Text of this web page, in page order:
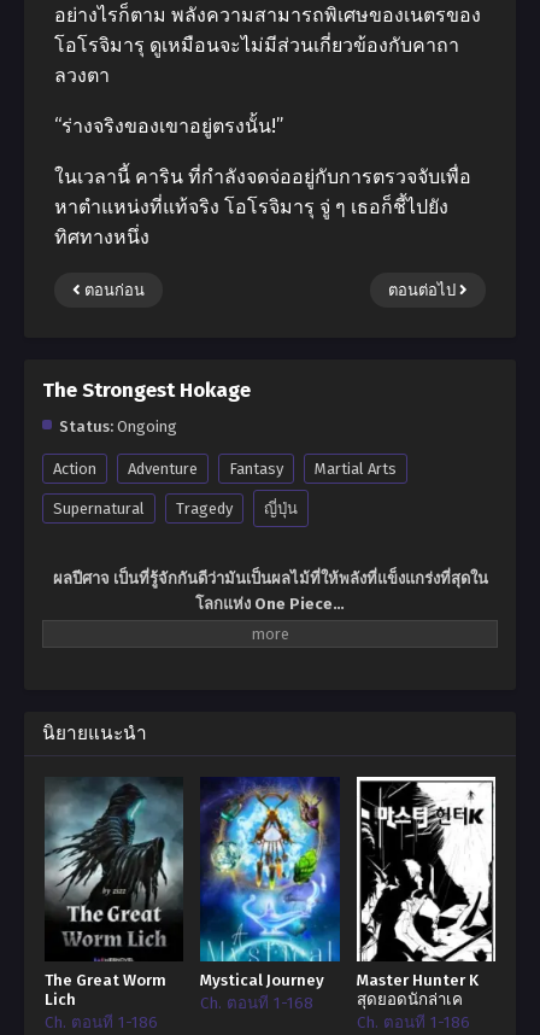
อย่างไรก็ตาม พลังความสามารถพิเศษของเนตรของ
โอโรจิมารุ ดูเหมือนจะไม่มีส่วนเกี่ยวข้องกับคาถา
ลวงตา
“ร่างจริงของเขาอยู่ตรงนั้น!”
ในเวลานี้ คาริน ที่กําลังจดจ่ออยู่กับการตรวจจับเพื่อ
หาตําแหน่งที่แท้จริง โอโรจิมารุ จู่ ๆ เธอก็ชี้ไปยัง
ทิศทางหนึ่ง
ตอนก่อน ตอนต่อไป
The Strongest Hokage
Status: Ongoing
Action Adventure Fantasy Martial Arts
Supernatural Tragedy ญี่ปุ่น
ผลปีศาจ เป็นที่รู้จักกันดีว่ามันเป็นผลไม้ที่ให้พลังที่แข็งแกร่งที่สุดใน
โลกแห่ง One Piece…
ขีดจำกัดสายเลือดเป็นพลังที่แข็งแกร่งที่สุดในโลกแห่ง
แต่จะเกิดอะไรขึ้นถ้าหาก ผลปีศาจ ถูกพบในโลกแห่งนินจา Naruto
แล้วผู้ที่กินผลปีศาจเข้าไปจะทำอย่างไรกับพลังที่เขาได้รับมาบ้าง
เรื่องราวที่เกิดขึ้นย้อนกลับไปก่อนมหาสงครามโลกนินจาครั้งที่ 2 จะ
เริ่มต้น
นิยายแนะนำ
The Great Worm
Lich
Ch. ตอนที่ 1-186
Mystical Journey
Ch. ตอนที่ 1-168
Master Hunter K
สุดยอดนักล่าเค
Ch. ตอนที่ 1-186